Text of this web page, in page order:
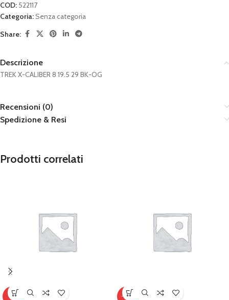
COD: 522117
Categoria:Senza categoria
Share:
Descrizione
TREK X-CALIBER 8 19.5 29 BK-OG
Recensioni (0)
Spedizione & Resi
Prodotti correlati
-5% -18%